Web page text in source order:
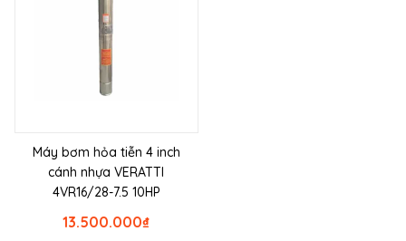
Máy bơm hỏa tiễn 4 inch
cánh nhựa VERATTI
4VR16/28-7.5 10HP
₫
13.500.000